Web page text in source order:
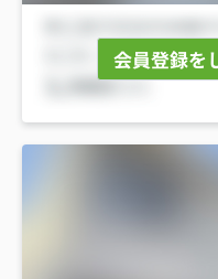
会員登録を